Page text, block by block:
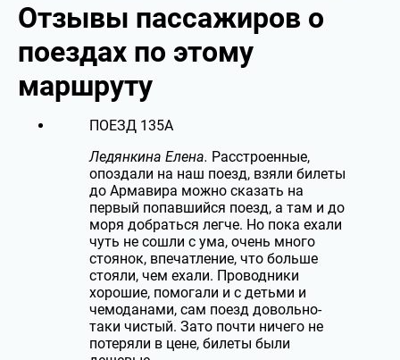
Отзывы пассажиров о
поездах по этому
маршруту
ПОЕЗД 135А
Ледянкина Елена. Расстроенные,
опоздали на наш поезд, взяли билеты
до Армавира можно сказать на
первый попавшийся поезд, а там и до
моря добраться легче. Но пока ехали
чуть не сошли с ума, очень много
стоянок, впечатление, что больше
стояли, чем ехали. Проводники
хорошие, помогали и с детьми и
чемоданами, сам поезд довольно-
таки чистый. Зато почти ничего не
потеряли в цене, билеты были